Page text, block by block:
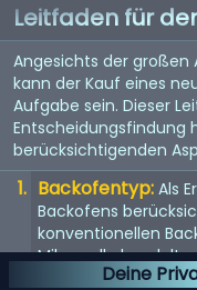
Deine
Leitfaden für
Angesichts der großen
kann der Kauf eines
Aufgabe sein. Dieser
Entscheidungsfindung
berücksichtigenden
Backofentyp: Als
Backofens
konventionellen
Mikrowelle handelt
eignet sich für